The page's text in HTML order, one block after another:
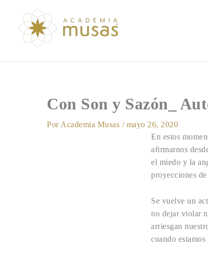
contenido
Con Son y Sazón_
Por Academia Musas / mayo 26, 2020
En estos
afirmarnos
el miedo y la
proyecciones
Se vuelve un
no dejar violar
arriesgan
cuando